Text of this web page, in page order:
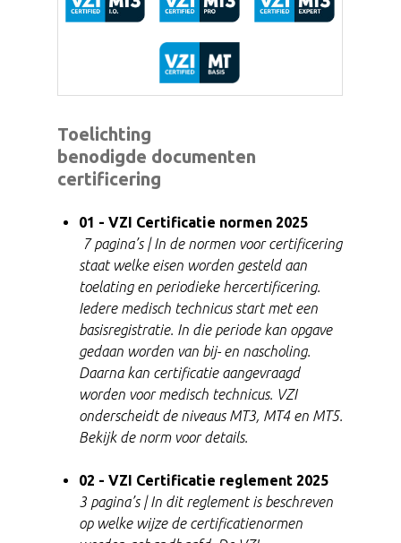
Toelichting
benodigde documenten
certificering
01 - VZI Certificatie normen 2025
7 pagina’s | In de normen voor certificering
staat welke eisen worden gesteld aan
toelating en periodieke hercertificering.
Iedere medisch technicus start met een
basisregistratie. In die periode kan opgave
gedaan worden van bij- en nascholing.
Daarna kan certificatie aangevraagd
worden voormedisch technicus. VZI
onderscheidt de niveaus MT3, MT4 en MT5.
Bekijk de norm voor details.
02 - VZI Certificatie reglement 2025
3 pagina’s | In dit reglement is beschreven
op welke wijze de certificatienormen